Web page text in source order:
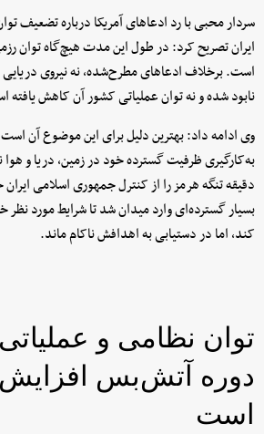
سردار محبی با رد ادعاهای آمریکا درباره تضعیف
ایران تصریح کرد: در طول این مدت هیچ‌گاه توان
است. برخلاف ادعاهای مطرح‌شده، نه نیروی
نابود شده و نه توان عملیاتی کشور آن کاهش یافته
وی ادامه داد: بهترین دلیل برای این موضوع آن است
به‌کارگیری ظرفیت گسترده خود در زمین، دریا و
دقیقه تنگه هرمز را از کنترل جمهوری اسلامی ایران
بسیار گسترده‌ای وارد میدان شد تا شرایط مورد نظر
کند، اما در دستیابی به اهدافش ناکام ماند.
توان نظامی و
دوره آتش‌بس
است